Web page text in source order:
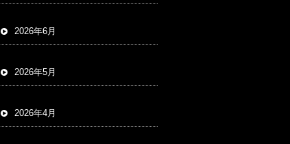
2026年6月
2026年5月
2026年4月